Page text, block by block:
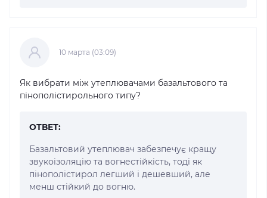
10 марта (03:09)
Як вибрати між утеплювачами базальтового та
пінополістирольного типу?
ОТВЕТ:
Базальтовий утеплювач забезпечує кращу
звукоізоляцію та вогнестійкість, тоді як
пінополістирол легший і дешевший, але
менш стійкий до вогню.